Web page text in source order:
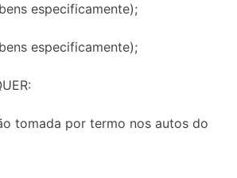
especificamente);
especificamente);
tomada por termo nos autos do